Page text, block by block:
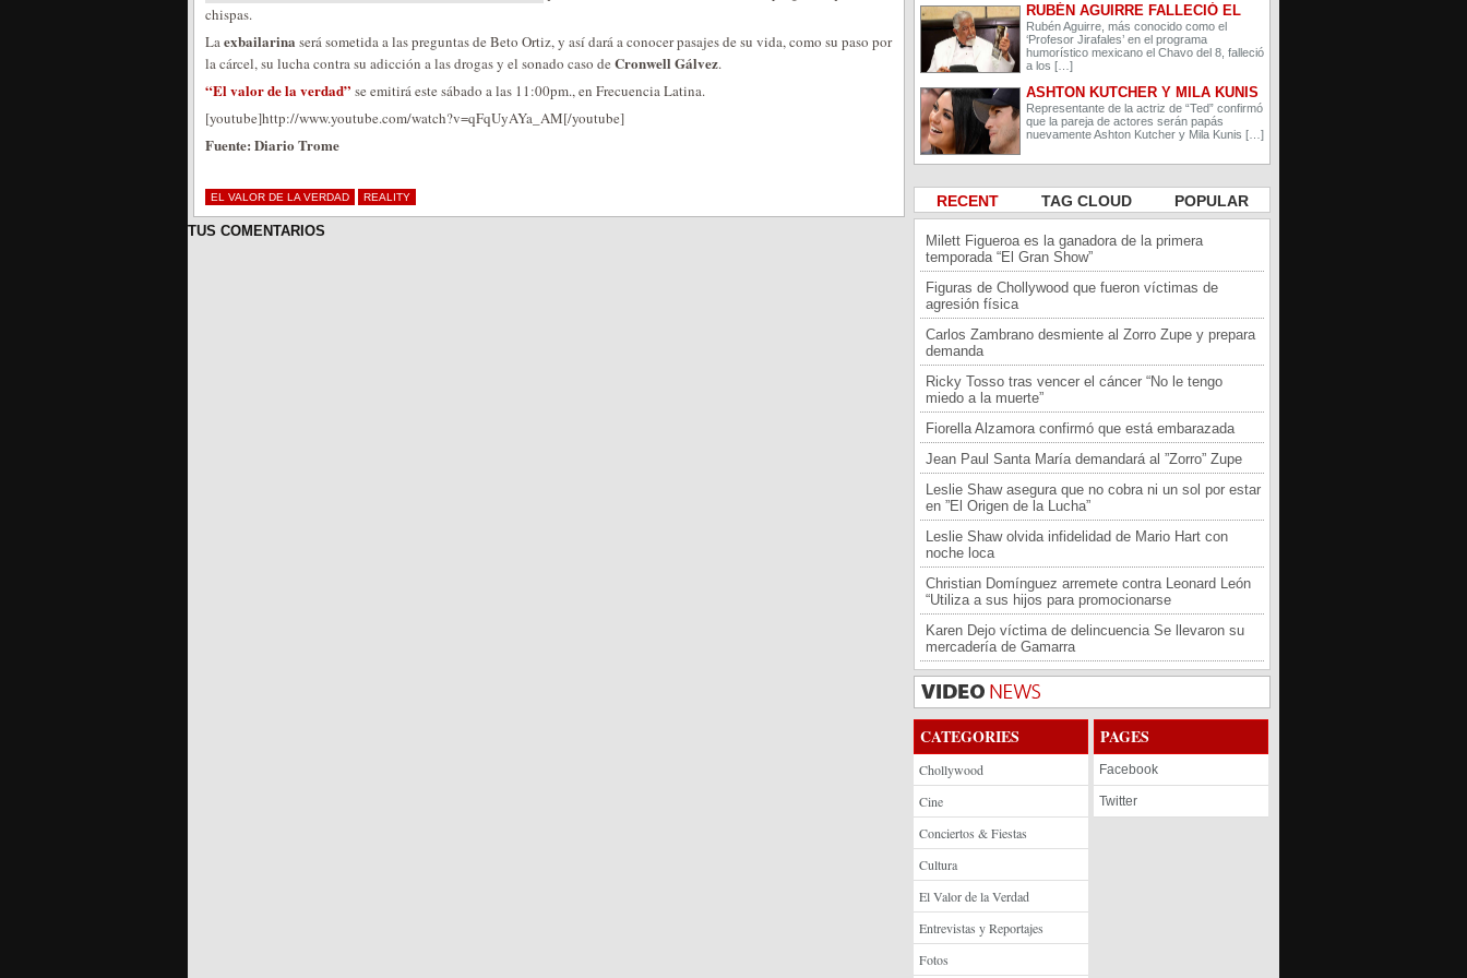
chispas.
Laexbailarina será sometida a las preguntas de Beto Ortiz, y así dará a conocer pasajes de su vida, como su paso por
la cárcel, su lucha contra su adicción a las drogas y el sonado caso de Cronwell Gálvez.
“El valor de la verdad” se emitirá este sábado a las 11:00pm., en Frecuencia Latina.
[youtube]http://www.youtube.com/watch?v=qFqUyAYa_AM[/youtube]
Fuente: Diario Trome
EL VALOR DE LA VERDAD REALITY
TUS COMENTARIOS
RUBÉN AGUIRRE FALLECIÓ EL
PROFESOR JIRAFALES DE EL
CHAVO DEL 8
Rubén Aguirre, más conocido como el
‘Profesor Jirafales’ en el programa
humorístico mexicano el Chavo del 8, falleció
a los […]
ASHTON KUTCHER Y MILA KUNIS
ESPERAN A SU SEGUNDO HIJO
Representante de la actriz de “Ted” confirmó
que la pareja de actores serán papás
nuevamente Ashton Kutcher y Mila Kunis […]
RECENT TAG CLOUD POPULAR
Milett Figueroa es la ganadora de la primera
temporada “El Gran Show”
Figuras de Chollywood que fueron víctimas de
agresión física
Carlos Zambrano desmiente al Zorro Zupe y prepara
demanda
Ricky Tosso tras vencer el cáncer “No le tengo
miedo a la muerte”
Fiorella Alzamora confirmó que está embarazada
Jean Paul Santa María demandará al ”Zorro” Zupe
Leslie Shaw asegura que no cobra ni un sol por estar
en ”El Origen de la Lucha”
Leslie Shaw olvida infidelidad de Mario Hart con
noche loca
Christian Domínguez arremete contra Leonard León
“Utiliza a sus hijos para promocionarse
Karen Dejo víctima de delincuencia Se llevaron su
mercadería de Gamarra
CATEGORIES
Chollywood
Cine
Conciertos & Fiestas
Cultura
El Valor de la Verdad
Entrevistas y Reportajes
Fotos
PAGES
Facebook
Twitter